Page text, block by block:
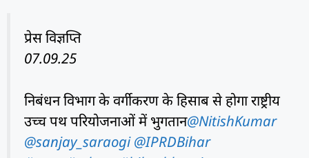
प्रेस विज्ञप्ति
07.09.25
निबंधन विभाग के वर्गीकरण के हिसाब से होगा राष्ट्रीय
उच्च पथ परियोजनाओं में भुगतान@NitishKumar
@sanjay_saraogi @IPRDBihar